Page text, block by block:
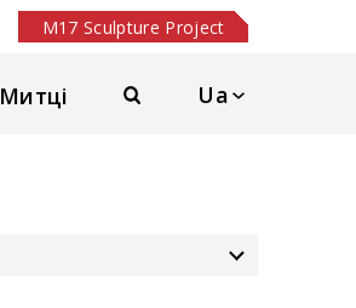
Ua
Митці
M17 Sculpture Project